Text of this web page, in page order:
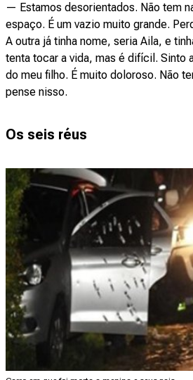
— Estamos desorientados. Não tem
espaço. É um vazio muito grande.
A outra já tinha nome, seria Aila, e
tenta tocar a vida, mas é difícil. Sinto
do meu filho. É muito doloroso. Não
pense nisso.
Os seis réus